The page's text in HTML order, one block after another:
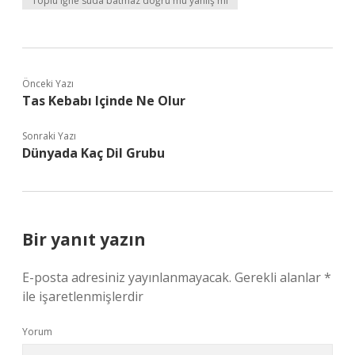
Önceki Yazı
Tas Kebabı Içinde Ne Olur
Sonraki Yazı
Dünyada Kaç Dil Grubu
Bir yanıt yazın
E-posta adresiniz yayınlanmayacak. Gerekli alanlar*
ile işaretlenmişlerdir
Yorum